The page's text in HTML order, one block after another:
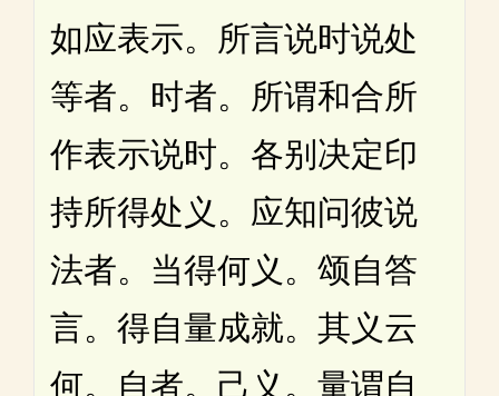
如应表示。所言说时说处
等者。时者。所谓和合所
作表示说时。各别决定印
持所得处义。应知问彼说
法者。当得何义。颂自答
言。得自量成就。其义云
何。自者。己义。量谓自